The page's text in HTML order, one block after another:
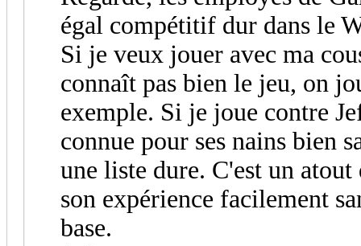
égal compétitif dur dans le
Si je veux jouer avec ma
connaît pas bien le jeu, on
exemple. Si je joue contre
connue pour ses nains bien
une liste dure. C'est un
son expérience facilement
base.